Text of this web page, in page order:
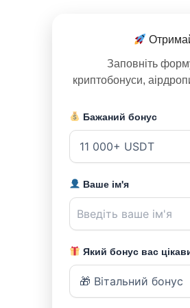
Заповніть
криптобонуси,
Бажаний бонус
Ваше ім'я
Який бонус вас